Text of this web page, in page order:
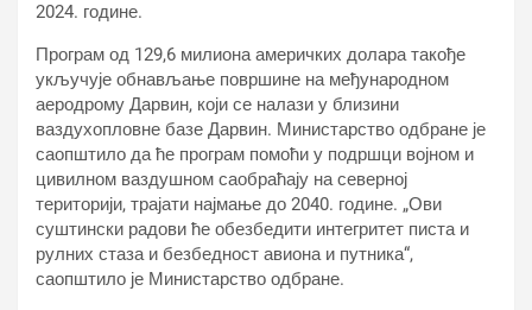
2024. године.
Програм од 129,6 милиона америчких долара такође
укључује обнављање површине на међународном
аеродрому Дарвин, који се налази у близини
ваздухопловне базе Дарвин. Министарство одбране је
саопштило да ће програм помоћи у подршци војном и
цивилном ваздушном саобраћају на северној
територији, трајати најмање до 2040. године. „Ови
суштински радови ће обезбедити интегритет писта и
рулних стаза и безбедност авиона и путника“,
саопштило је Министарство одбране.